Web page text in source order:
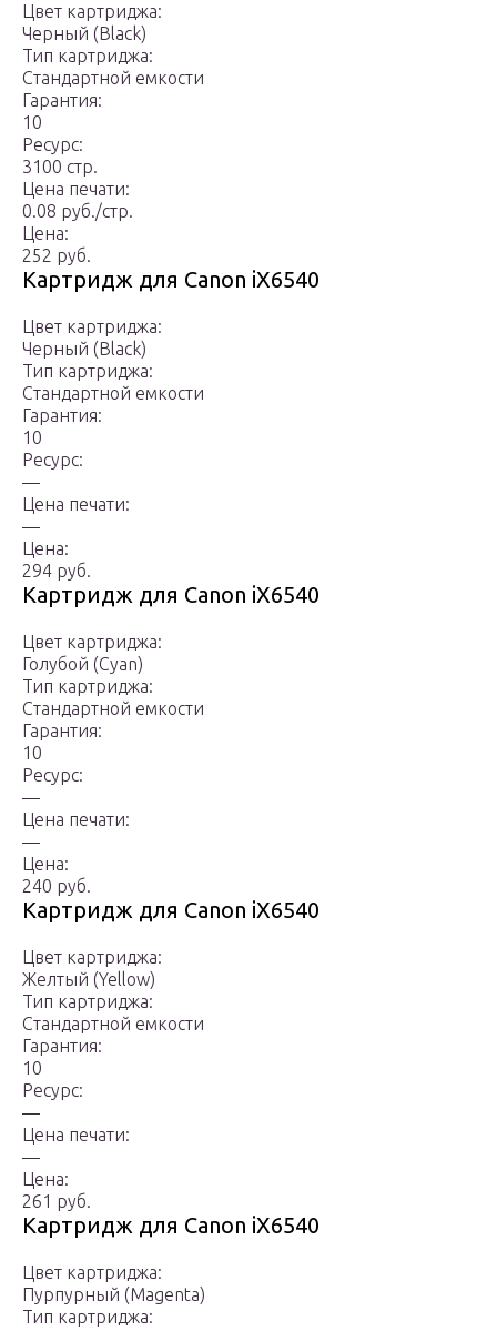
Цвет картриджа:
Черный (Black)
Тип картриджа:
Стандартной емкости
Гарантия:
10
Ресурс:
3100 стр.
Цена печати:
0.08 руб./стр.
Цена:
252 руб.
Картридж для Canon iX6540
Цвет картриджа:
Черный (Black)
Тип картриджа:
Стандартной емкости
Гарантия:
10
Ресурс:
—
Цена печати:
—
Цена:
294 руб.
Картридж для Canon iX6540
Цвет картриджа:
Голубой (Cyan)
Тип картриджа:
Стандартной емкости
Гарантия:
10
Ресурс:
—
Цена печати:
—
Цена:
240 руб.
Картридж для Canon iX6540
Цвет картриджа:
Желтый (Yellow)
Тип картриджа:
Стандартной емкости
Гарантия:
10
Ресурс:
—
Цена печати:
—
Цена:
261 руб.
Картридж для Canon iX6540
Цвет картриджа:
Пурпурный (Magenta)
Тип картриджа: